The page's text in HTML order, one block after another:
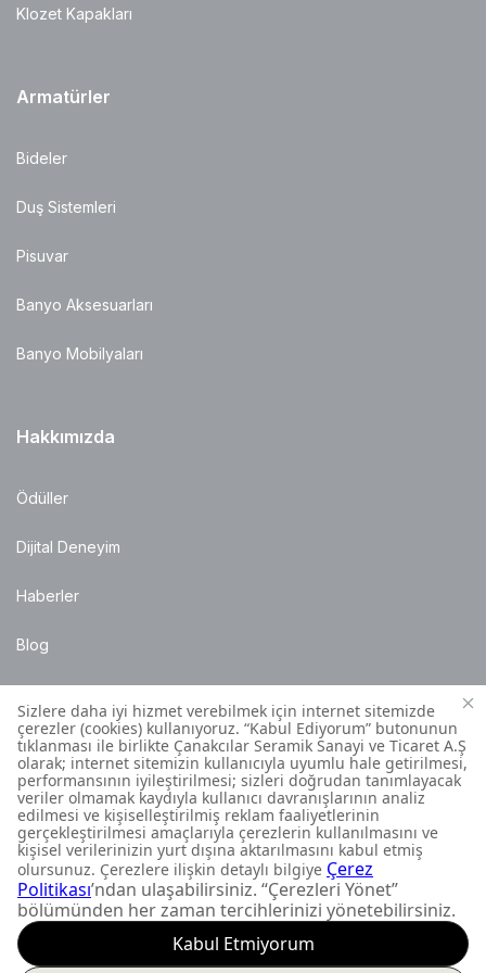
Klozet Kapakları
Armatürler
Bideler
Duş Sistemleri
Pisuvar
Banyo Aksesuarları
Banyo Mobilyaları
Hakkımızda
Ödüller
Dijital Deneyim
Haberler
Blog
Satış Noktaları
Montaj Bilgileri
Müşteri İletişim Merkezi